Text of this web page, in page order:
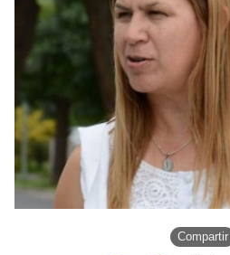
Compartir